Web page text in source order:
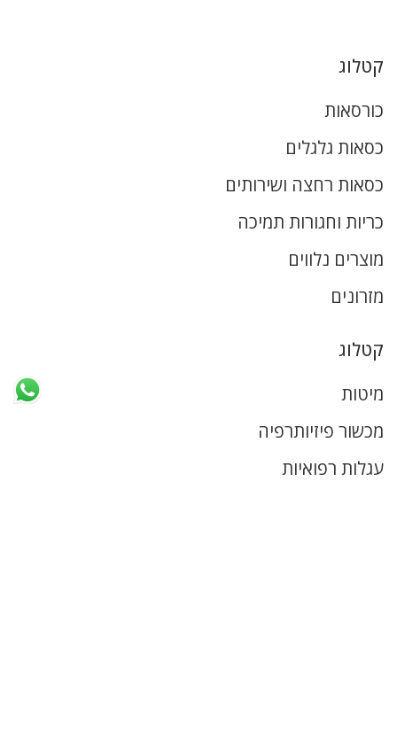
קטלוג
כורסאות
כסאות גלגלים
כסאות רחצה ושירותים
כריות וחגורות תמיכה
מוצרים נלווים
מזרונים
קטלוג
מיטות
מכשור פיזיותרפיה
עגלות רפואיות